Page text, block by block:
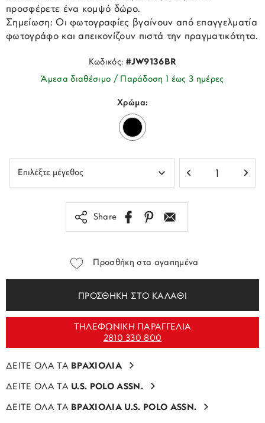
προσφέρετε ένα κομψό δώρο.
Σημείωση: Οι φωτογραφίες βγαίνουν από επαγγελματία
φωτογράφο και απεικονίζουν πιστά την πραγματικότητα.
Κωδικός: #JW9136BR
Άμεσα διαθέσιμο / Παράδοση 1 έως 3 ημέρες
Χρώμα:
Share
Προσθήκη στα αγαπημένα
ΠΡΟΣΘΗΚΗ ΣΤΟ ΚΑΛΑΘΙ
ΤΗΛΕΦΩΝΙΚΗ ΠΑΡΑΓΓΕΛΙΑ
2810 330 800
ΔΕΙΤΕ ΟΛΑ ΤΑ ΒΡΑΧΙΟΛΙΑ
ΔΕΙΤΕ ΟΛΑ ΤΑ U.S. POLO ASSN.
ΔΕΙΤΕ ΟΛΑ ΤΑ ΒΡΑΧΙΟΛΙΑ U.S. POLO ASSN.